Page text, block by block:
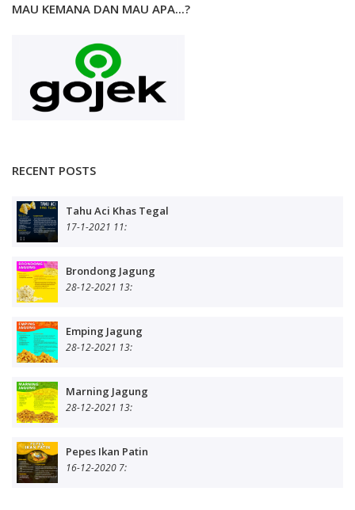
MAU KEMANA DAN MAU APA...?
RECENT POSTS
Tahu Aci Khas Tegal
17-1-2021 11:
Brondong Jagung
28-12-2021 13:
Emping Jagung
28-12-2021 13:
Marning Jagung
28-12-2021 13:
Pepes Ikan Patin
16-12-2020 7: